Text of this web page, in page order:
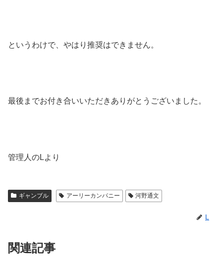
というわけで、やはり推奨はできません。
最後までお付き合いいただきありがとうございました。
管理人のLより
ギャンブル アーリーカンパニー 河野通文
L
関連記事